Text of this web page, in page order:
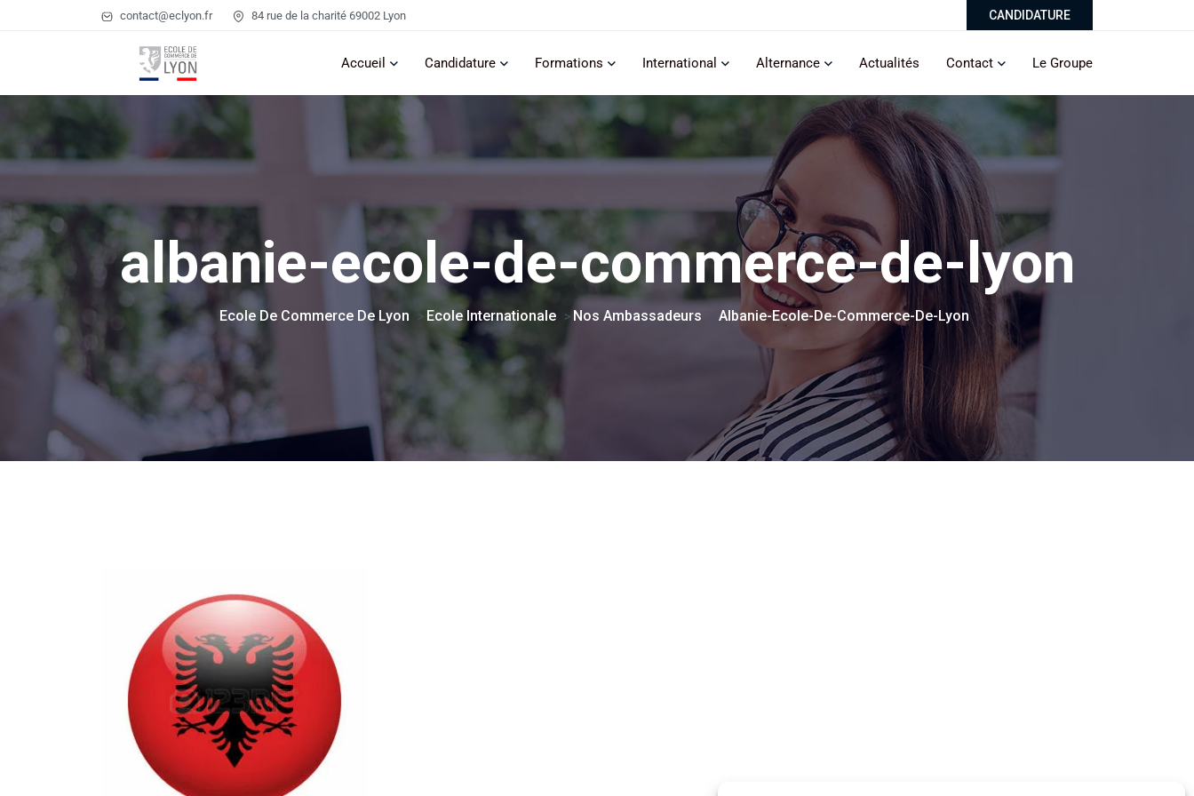
contact@eclyon.fr 84 rue de la charité 69002 Lyon CANDIDATURE
Accueil Candidature Formations International Alternance Actualités Contact Le Groupe
albanie-ecole-de-commerce-de-lyon
Ecole De Commerce De Lyon > Ecole Internationale > Nos Ambassadeurs Albanie-Ecole-De-Commerce-De-Lyon